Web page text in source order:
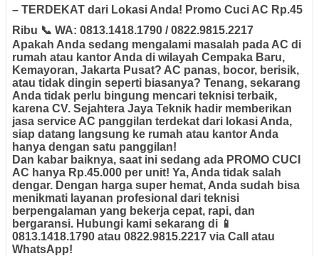
– TERDEKAT dari Lokasi Anda! Promo Cuci AC Rp.45
Ribu 📞 WA: 0813.1418.1790 / 0822.9815.2217
Apakah Anda sedang mengalami masalah pada AC di
rumah atau kantor Anda di wilayah Cempaka Baru,
Kemayoran, Jakarta Pusat? AC panas, bocor, berisik,
atau tidak dingin seperti biasanya? Tenang, sekarang
Anda tidak perlu bingung mencari teknisi terbaik,
karena CV. Sejahtera Jaya Teknik hadir memberikan
jasa service AC panggilan terdekat dari lokasi Anda,
siap datang langsung ke rumah atau kantor Anda
hanya dengan satu panggilan!
Dan kabar baiknya, saat ini sedang ada PROMO CUCI
AC hanya Rp.45.000 per unit! Ya, Anda tidak salah
dengar. Dengan harga super hemat, Anda sudah bisa
menikmati layanan profesional dari teknisi
berpengalaman yang bekerja cepat, rapi, dan
bergaransi. Hubungi kami sekarang di 📱
0813.1418.1790 atau 0822.9815.2217 via Call atau
WhatsApp!